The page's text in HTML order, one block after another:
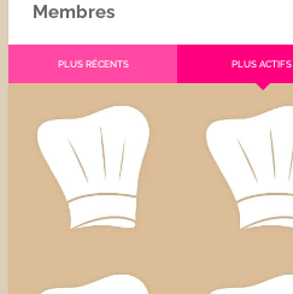
Membres
PLUS RÉCENTS PLUS ACTIFS